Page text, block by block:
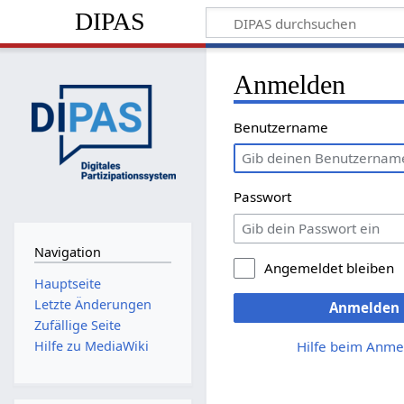
DIPAS
Anmelden
Benutzername
Passwort
Angemeldet bleiben
Anmelden
Hilfe beim
Navigation
Hauptseite
Letzte Änderungen
Zufällige Seite
Hilfe zu MediaWiki